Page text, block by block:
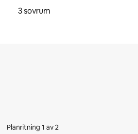
3 sovrum
Planritning 1 av 2